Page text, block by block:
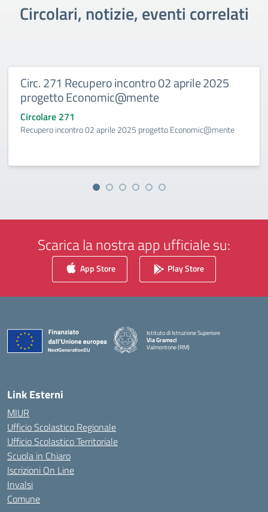
Circolari, notizie, eventi correlati
Circ. 271 Recupero incontro 02 aprile 2025
progetto Economic@mente
Circolare 271
Recupero incontro 02 aprile 2025 progetto Economic@mente
Scarica la nostra app ufficiale su:
App Store Play Store
Istituto di Istruzione Superiore
Via Gramsci
Valmontone (RM)
Link Esterni
MIUR
Ufficio Scolastico Regionale
Ufficio Scolastico Territoriale
Scuola in Chiaro
Iscrizioni On Line
Invalsi
Comune